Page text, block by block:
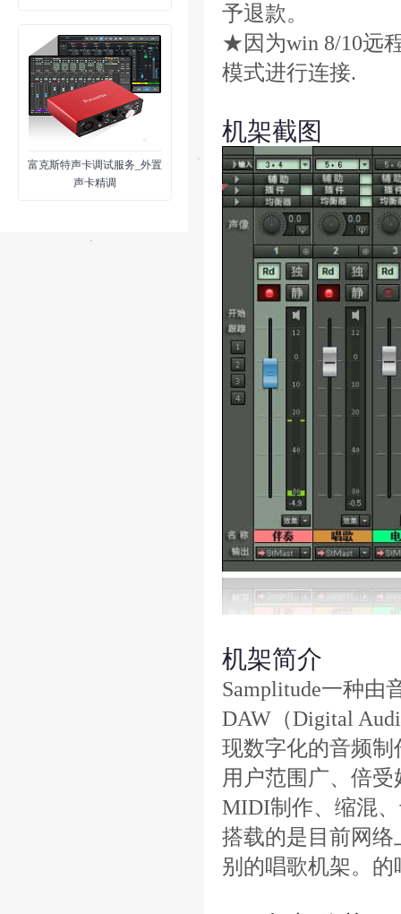
富克斯特声卡调试服务_外置
声卡精调
予退款。
★因为win 8/10远
模式进行连接.
机架截图
机架简介
Samplitude一种由
DAW（Digital
现数字化的音频制
用户范围广、倍
MIDI制作、缩混
搭载的是目前网
别的唱歌机架。的